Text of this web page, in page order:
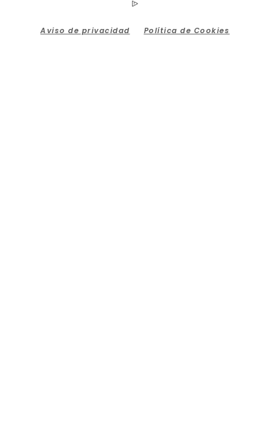
Aviso de privacidad Política de Cookies